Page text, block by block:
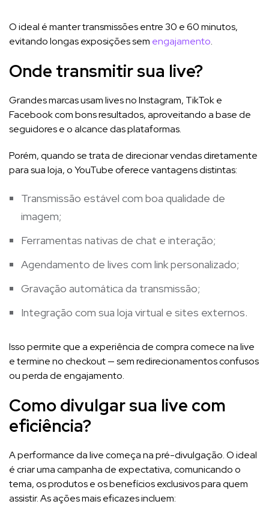
O ideal é manter transmissões entre 30 e 60 minutos,
evitando longas exposições sem engajamento.
Onde transmitir sua live?
Grandes marcas usam lives no Instagram, TikTok e
Facebook com bons resultados, aproveitando a base de
seguidores e o alcance das plataformas.
Porém, quando se trata de direcionar vendas diretamente
para sua loja, o YouTube oferece vantagens distintas:
Transmissão estável com boa qualidade de
imagem;
Ferramentas nativas de chat e interação;
Agendamento de lives com link personalizado;
Gravação automática da transmissão;
Integração com sua loja virtual e sites externos.
Isso permite que a experiência de compra comece na live
e termine no checkout — sem redirecionamentos confusos
ou perda de engajamento.
Como divulgar sua live com
eficiência?
A performance da live começa na pré-divulgação. O ideal
é criar uma campanha de expectativa, comunicando o
tema, os produtos e os benefícios exclusivos para quem
assistir. As ações mais eficazes incluem: